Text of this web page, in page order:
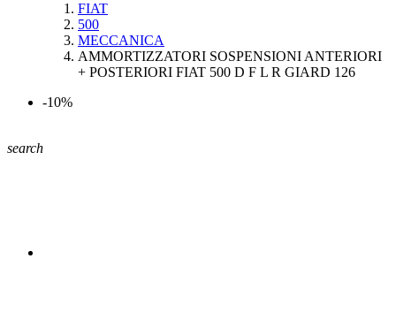
FIAT
500
MECCANICA
AMMORTIZZATORI SOSPENSIONI ANTERIORI
+ POSTERIORI FIAT 500 D F L R GIARD 126
-10%
search